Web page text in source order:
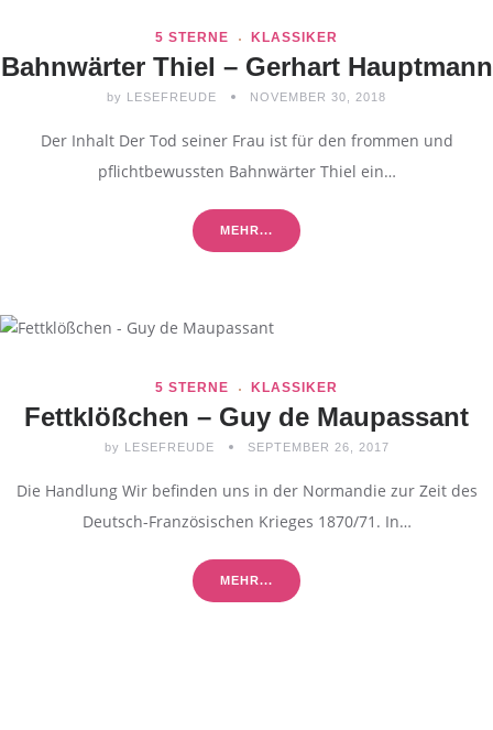
5 STERNE KLASSIKER
Bahnwärter Thiel – Gerhart Hauptmann
by LESEFREUDE NOVEMBER 30, 2018
Der Inhalt Der Tod seiner Frau ist für den frommen und
pflichtbewussten Bahnwärter Thiel ein…
MEHR...
5 STERNE KLASSIKER
Fettklößchen – Guy de Maupassant
by LESEFREUDE SEPTEMBER 26, 2017
Die Handlung Wir befinden uns in der Normandie zur Zeit des
Deutsch-Französischen Krieges 1870/71. In…
MEHR...